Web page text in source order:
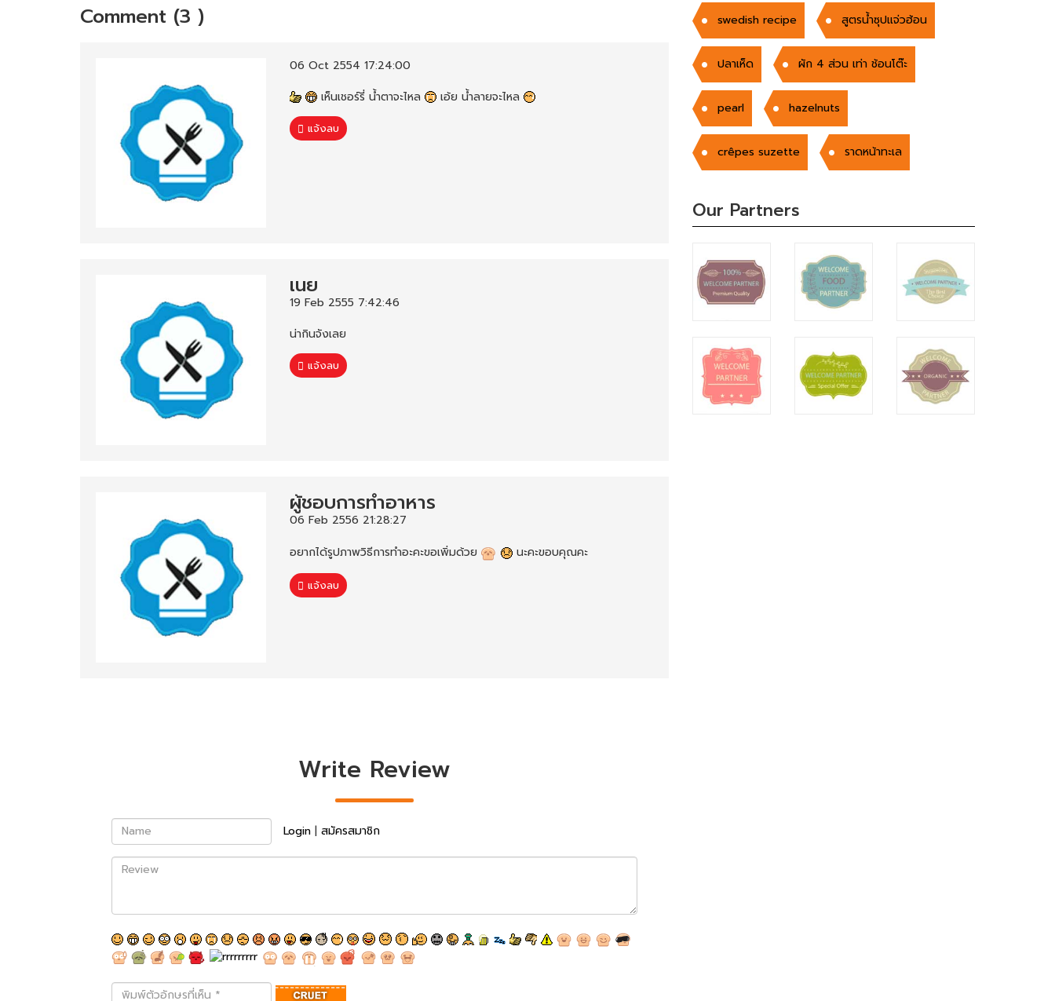
Comment (3 )
06 Oct 2554 17:24:00
เห็นเชอร์รี่ น้ำตาจะไหล
เอ้ย น้ำลายจะไหล
แจ้งลบ
เนย
19 Feb 2555 7:42:46
น่ากินจังเลย
แจ้งลบ
ผู้ชอบการทำอาหาร
06 Feb 2556 21:28:27
อยากได้รูปภาพวิธีการทำอะคะขอเพิ่มด้วย
นะคะขอบคุณคะ
แจ้งลบ
Write Review
Name Login | สมัครสมาชิก
Review
พิมพ์
swedish recipe สูตรน้ำซุปแจ่วฮ้อน
ปลาเห็ด ผัก 4 ส่วน เท่า ช้อนโต๊ะ
pearl hazelnuts
crêpes suzette ราดหน้าทะเล
Our Partners